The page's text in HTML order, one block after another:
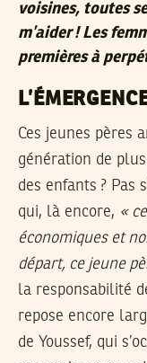
voisines, toutes
m’aider ! Les
premières à
Ces jeunes pères
génération de
des enfants ? Pas
qui, là encore, «
économiques et
départ, ce jeune
la responsabilité
repose encore
de Youssef, qui